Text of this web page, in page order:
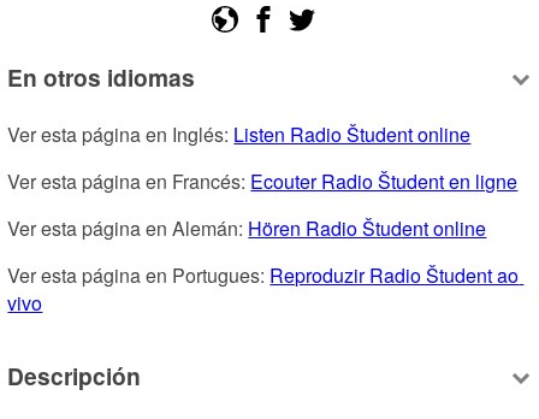
En otros idiomas
Ver esta página en Inglés: Listen Radio Študent online
Ver esta página en Francés: Ecouter Radio Študent en ligne
Ver esta página en Alemán: Hören Radio Študent online
Ver esta página en Portugues: Reproduzir Radio Študent ao
vivo
Descripción